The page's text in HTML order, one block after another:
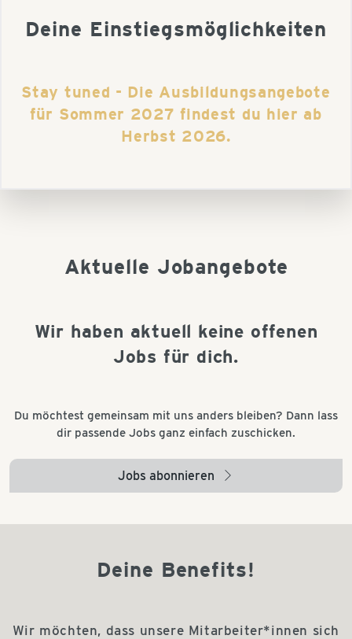
Deine Einstiegsmöglichkeiten
Stay tuned - Die Ausbildungsangebote
für Sommer 2027 findest du hier ab
Herbst 2026.
Aktuelle Jobangebote
Wir haben aktuell keine offenen
Jobs für dich.
Du möchtest gemeinsam mit uns anders bleiben? Dann lass
dir passende Jobs ganz einfach zuschicken.
Jobs abonnieren arrow_right
Deine Benefits!
Wir möchten, dass unsere Mitarbeiter*innen sich